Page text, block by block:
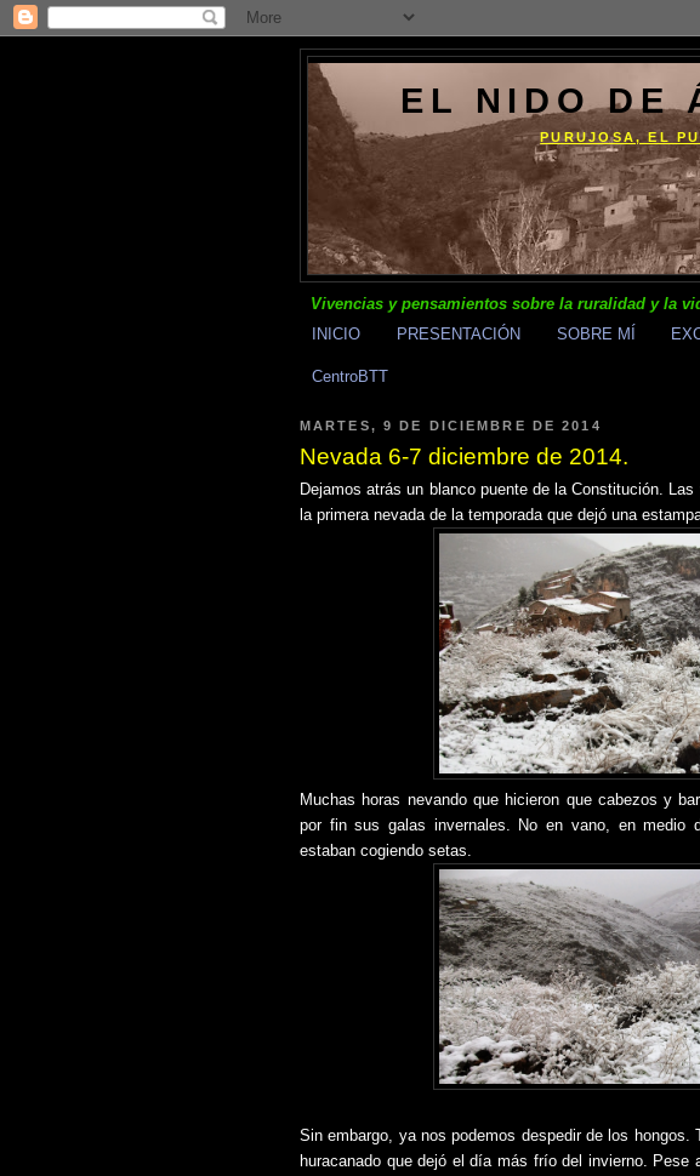
EL NIDO DE
PURUJOSA, EL
Vivencias y pensamientos sobre la ruralidad y la
INICIO
PRESENTACIÓN SOBRE MÍ
CentroBTT
MARTES, 9 DE DICIEMBRE DE 2014
Nevada 6-7 diciembre de 2014.
Dejamos atrás un blanco puente de la Constitución.
la primera nevada de la temporada que dejó una
Muchas horas nevando que hicieron que cabezos y
por fin sus galas invernales. No en vano, en medio
estaban cogiendo setas.
Sin embargo, ya nos podemos despedir de los
huracanado que dejó el día más frío del invierno.